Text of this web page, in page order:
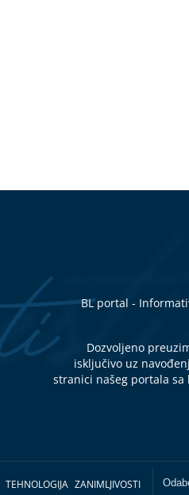
BL portal -
Dozvoljeno
isključivo uz
stranici našeg portala sa
TEHNOLOGIJA ZANIMLJIVOSTI